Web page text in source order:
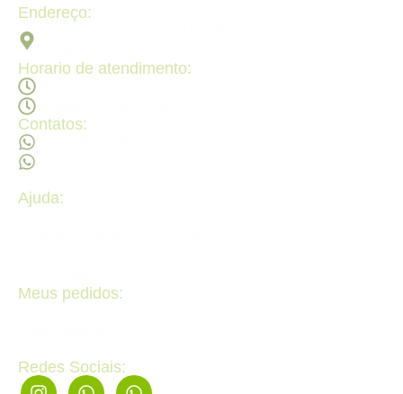
Endereço:
Horario de atendimento:
Contatos:
Ajuda:
Meus pedidos:
Redes Sociais: